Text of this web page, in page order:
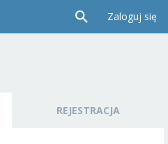
Zaloguj się
REJESTRACJA